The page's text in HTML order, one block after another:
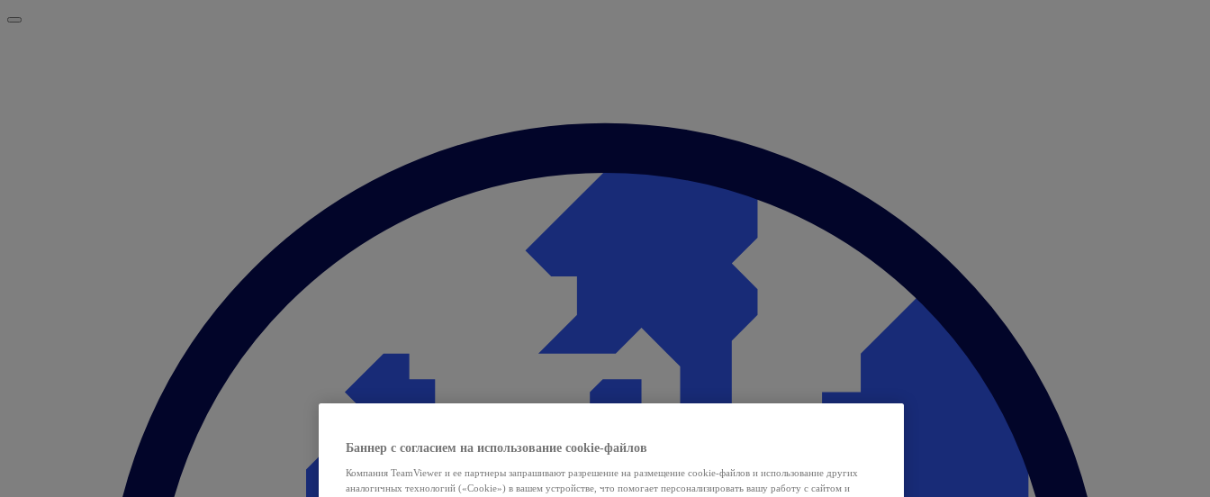
Баннер с согласием на использование cookie-файлов
Компания TeamViewer и ее партнеры запрашивают разрешение на размещение cookie-файлов и использование других
аналогичных технологий («Cookie») в вашем устройстве, что помогает персонализировать вашу работу с сайтом и